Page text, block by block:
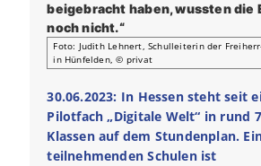
beigebracht haben, wussten die
noch nicht.“
Foto: Judith Lehnert, Schulleiterin der
in Hünfelden, © privat
30.06.2023: In Hessen steht seit
Pilotfach „Digitale Welt“ in rund
Klassen auf dem Stundenplan.
teilnehmenden Schulen ist